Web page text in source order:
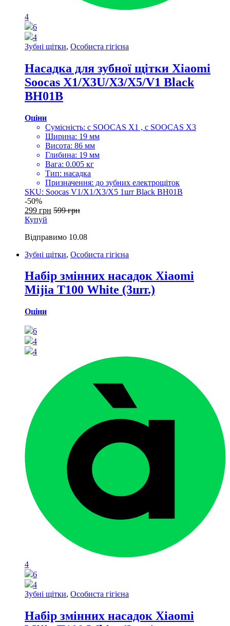
4
6
4
Зубні щітки, Особиста гігієна
Насадка для зубної щітки Xiaomi
Soocas X1/X3U/X3/X5/V1 Black
BH01B
Оціни
Сумісність: c SOOCAS X1 , c SOOCAS X3
Ширина: 19 мм
Висота: 86 мм
Глибина: 19 мм
Вага: 0.005 кг
Тип: насадка
Призначення: до зубних електрощіток
SKU: Soocas V1/X1/X3/X5 1шт Black BH01B
-50%
299 грн 599грн
Купуй
Відправимо 10.08
Зубні щітки, Особиста гігієна
Набір змінних насадок Xiaomi
Mijia T100 White (3шт.)
Оціни
6
4
4
4
6
4
Зубні щітки, Особиста гігієна
Набір змінних насадок Xiaomi